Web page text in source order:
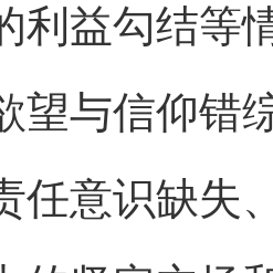
利益勾结等
望与信仰错
任意识缺失